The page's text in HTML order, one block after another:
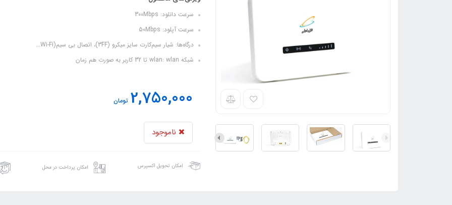
سرعت دانلود: 300Mbps
سرعت آپلود: 50Mbps
درگاه‌ها: شیار سیم‌کارت سایز میکرو (3FF)، اتصال بی سیم(Wi-Fi...
شبکه wlan: wlan تا 32 کاربر به صورت هم زمان
2,750,000 تومان
ناموجود
امکان تحویل اکسپرس امکان پرداخت در محل